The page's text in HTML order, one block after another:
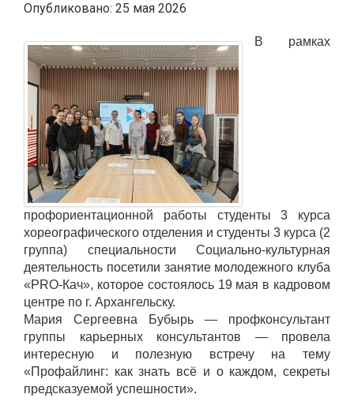
Опубликовано: 25 мая 2026
В рамках
профориентационной работы студенты 3 курса
хореографического отделения и студенты 3 курса (2
группа) специальности Социально-культурная
деятельность посетили занятие молодежного клуба
«PRO-Кач», которое состоялось 19 мая в кадровом
центре по г. Архангельску.
Мария Сергеевна Бубырь — профконсультант
группы карьерных консультантов — провела
интересную и полезную встречу на тему
«Профайлинг: как знать всё и о каждом, секреты
предсказуемой успешности».